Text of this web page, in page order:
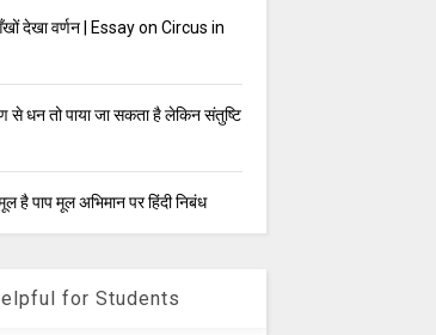
देखा वर्णन | Essay on Circus in
से धन तो पाया जा सकता है लेकिन संतुष्टि
है पाप मूल अभिमान पर हिंदी निबंध
for Students